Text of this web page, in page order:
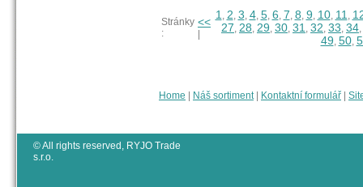
Stránky
:
<<
1, 2, 3, 4, 5, 6, 7, 8, 9, 10, 11,
27, 28, 29, 30, 31 , 32, 33, 34,
49, 50,
Home Náš sortiment| Kontaktní formulář
© All rights reserved, RYJO Trade
s.r.o.